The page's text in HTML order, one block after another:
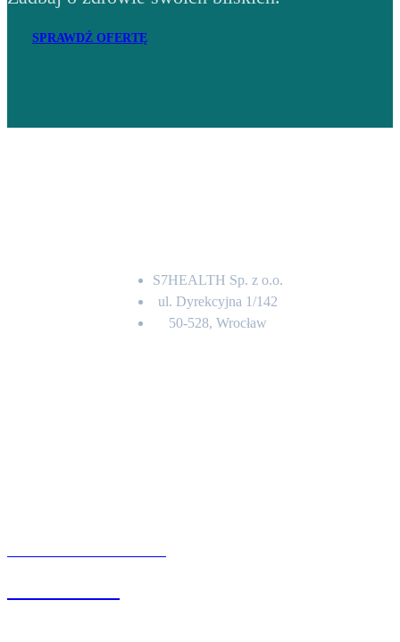
SPRAWDŹ OFERTĘ
S7HEALTH Sp. z o.o.
ul. Dyrekcyjna 1/142
50-528, Wrocław